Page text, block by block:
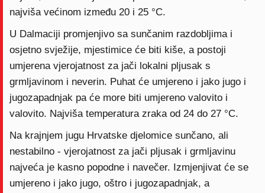
najviša većinom između 20 i 25 °C.
U Dalmaciji promjenjivo sa sunčanim razdobljima i
osjetno svježije, mjestimice će biti kiše, a postoji
umjerena vjerojatnost za jači lokalni pljusak s
grmljavinom i neverin. Puhat će umjereno i jako jugo i
jugozapadnjak pa će more biti umjereno valovito i
valovito. Najviša temperatura zraka od 24 do 27 °C.
Na krajnjem jugu Hrvatske djelomice sunčano, ali
nestabilno - vjerojatnost za jači pljusak i grmljavinu
najveća je kasno popodne i navečer. Izmjenjivat će se
umjereno i jako jugo, oštro i jugozapadnjak, a